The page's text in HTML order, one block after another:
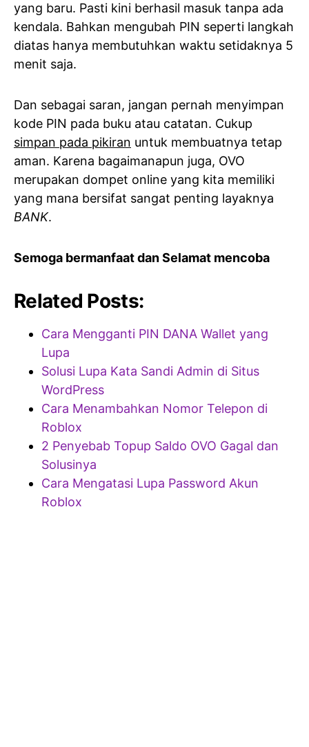
yang baru. Pasti kini berhasil masuk tanpa ada
kendala. Bahkan mengubah PIN seperti langkah
diatas hanya membutuhkan waktu setidaknya 5
menit saja.
Dan sebagai saran, jangan pernah menyimpan
kode PIN pada buku atau catatan. Cukup
simpan pada pikiran untuk membuatnya tetap
aman. Karena bagaimanapun juga, OVO
merupakan dompet online yang kita memiliki
yang mana bersifat sangat penting layaknya
BANK.
Semoga bermanfaat dan Selamat mencoba
Related Posts:
Cara Mengganti PIN DANA Wallet yang
Lupa
Solusi Lupa Kata Sandi Admin di Situs
WordPress
Cara Menambahkan Nomor Telepon di
Roblox
2 Penyebab Topup Saldo OVO Gagal dan
Solusinya
Cara Mengatasi Lupa Password Akun
Roblox